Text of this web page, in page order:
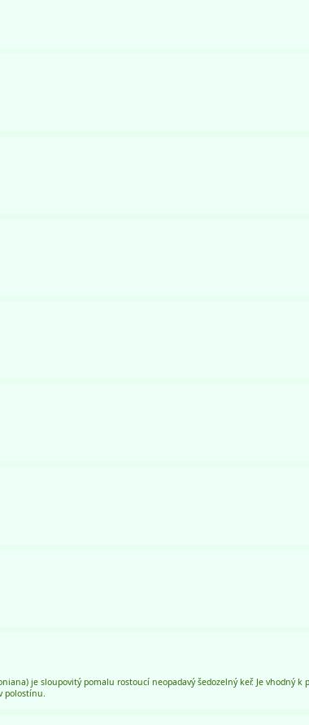
je sloupovitý pomalu rostoucí neopadavý šedozelný keř. Je vhodný k
polostínu.